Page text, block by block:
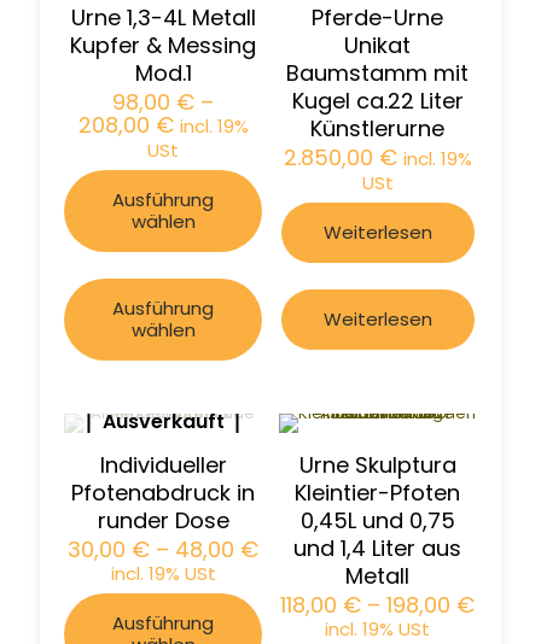
Urne 1,3-4L Metall
Kupfer & Messing
Mod.1
98,00 € –
208,00 € incl. 19%
USt
Ausführung
wählen
Ausführung
wählen
Pferde-Urne
Unikat
Baumstamm mit
Kugel ca.22 Liter
Künstlerurne
2.850,00 € incl. 19%
USt
Weiterlesen
Weiterlesen
Ausverkauft
Individueller
Pfotenabdruck in
runder Dose
30,00 € – 48,00 €
incl. 19% USt
Ausführung
Urne Skulptura
Kleintier-Pfoten
0,45L und 0,75
und 1,4 Liter aus
Metall
118,00 € –198,00 €
incl. 19% USt